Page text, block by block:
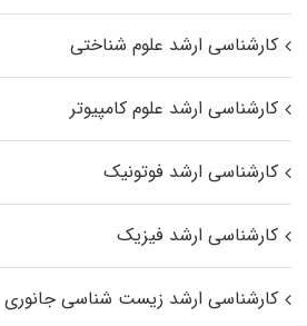
کارشناسی ارشد علوم شناختی
کارشناسی ارشد علوم کامپیوتر
کارشناسی ارشد فوتونیک
کارشناسی ارشد فیزیک
کارشناسی ارشد زیست‌ شناسی جانوری